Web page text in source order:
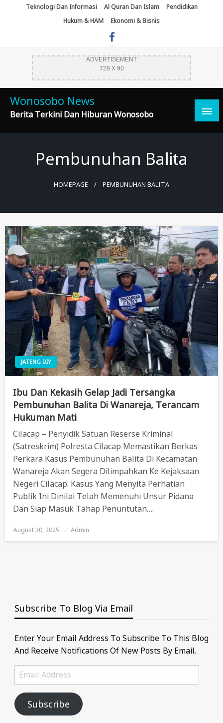
Teknologi Dan Informasi Al Quran Dan Islam
Pendidikan
Hukum & HAM
Ekonomi & Bisnis
ADVERTISEMENT
728 X 90
Wonosobo News
Berita Terkini Dan Hiburan Wonosobo
Pembunuhan Balita
HOMEPAGE PEMBUNUHAN BALITA
JATENG DIY
Ibu Dan Kekasih Gelap Jadi Tersangka
Pembunuhan Balita Di Wanareja, Terancam
Hukuman Mati
Cilacap – Penyidik Satuan Reserse Kriminal
(Satreskrim) Polresta Cilacap Memastikan Berkas
Perkara Kasus Pembunuhan Balita Di Kecamatan
Wanareja Akan Segera Dilimpahkan Ke Kejaksaan
Negeri Cilacap. Kasus Yang Menyita Perhatian
Publik Ini Dinilai Telah Memenuhi Unsur Pidana
Dan Siap Masuk Tahap Penuntutan….
Posted
On
August 30, 2025 Admin
Subscribe To Blog Via Email
Enter Your Email Address To Subscribe To This Blog
And Receive Notifications Of New Posts By Email.
Email
Address
Subscribe